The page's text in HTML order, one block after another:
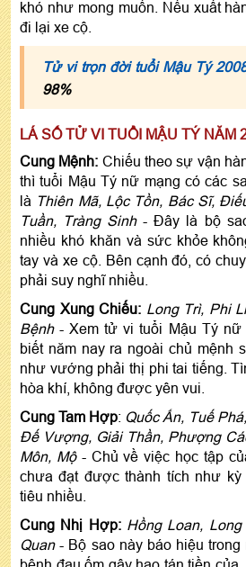
khó như mong muốn. Nếu xuất
đi lại xe cộ.
Tử vi trọn đời tuổi Mậu Tý
98%
LÁ SỐ TỬ VI TUỔI MẬU TÝ NĂM
Cung Mệnh: Chiếu theo sự vận
thì tuổi Mậu Tý nữ mạng có các
là Thiên Mã, Lộc Tồn, Bác Sĩ,
Tuần, Tràng Sinh- Đây là bộ
nhiều khó khăn và sức khỏe
tay và xe cộ. Bên cạnh đó, có
phải suy nghĩ nhiều.
Cung Xung Chiếu: Long Trì, Phi
Bệnh- Xem tử vi tuổi Mậu Tý nữ
biết năm nay ra ngoài chủ mệnh
như vướng phải thị phi tai tiếng.
hòa khí, không được yên vui.
Cung Tam Hợp: Quốc Ấn, Tuế
Đế Vượng, Giải Thần, Phượng
Môn, Mộ - Chủ về việc học tập
chưa đạt được thành tích như kỳ
tiêu nhiều.
Cung Nhị Hợp:Hồng Loan,
Quan- Bộ sao này báo hiệu